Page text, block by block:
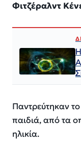
Φιτζέραλντ
Παντρεύτηκαν το
παιδιά, από τα
ηλικία.